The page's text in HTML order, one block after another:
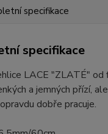
specifikace
specifikace
LACE "ZLATÉ" od
a jemných přízí,
dobře pracuje.